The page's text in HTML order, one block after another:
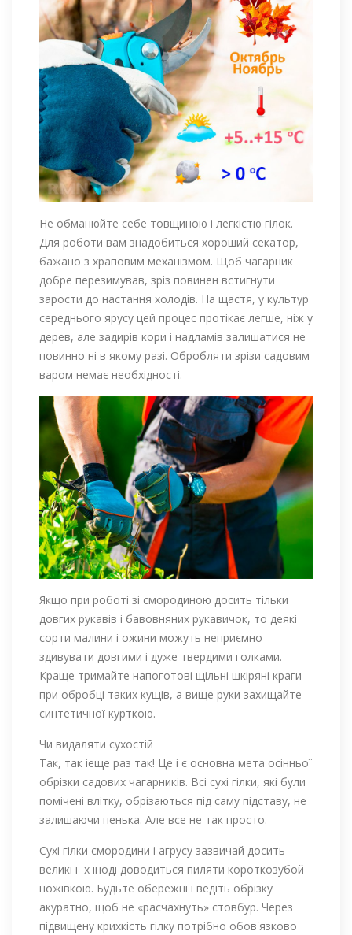
Не обманюйте себе товщиною і легкістю гілок.
Для роботи вам знадобиться хороший секатор,
бажано з храповим механізмом. Щоб чагарник
добре перезимував, зріз повинен встигнути
зарости до настання холодів. На щастя, у культур
середнього ярусу цей процес протікає легше, ніж у
дерев, але задирів кори і надламів залишатися не
повинно ні в якому разі. Обробляти зрізи садовим
варом немає необхідності.
Якщо при роботі зі смородиною досить тільки
довгих рукавів і бавовняних рукавичок, то деякі
сорти малини і ожини можуть неприємно
здивувати довгими і дуже твердими голками.
Краще тримайте напоготові щільні шкіряні краги
при обробці таких кущів, а вище руки захищайте
синтетичної курткою.
Чи видаляти сухостій
Так, так іеще раз так! Це і є основна мета осінньої
обрізки садових чагарників. Всі сухі гілки, які були
помічені влітку, обрізаються під саму підставу, не
залишаючи пенька. Але все не так просто.
Сухі гілки смородини і агрусу зазвичай досить
великі і їх іноді доводиться пиляти короткозубой
ножівкою. Будьте обережні і ведіть обрізку
акуратно, щоб не «расчахнуть» стовбур. Через
підвищену крихкість гілку потрібно обов'язково